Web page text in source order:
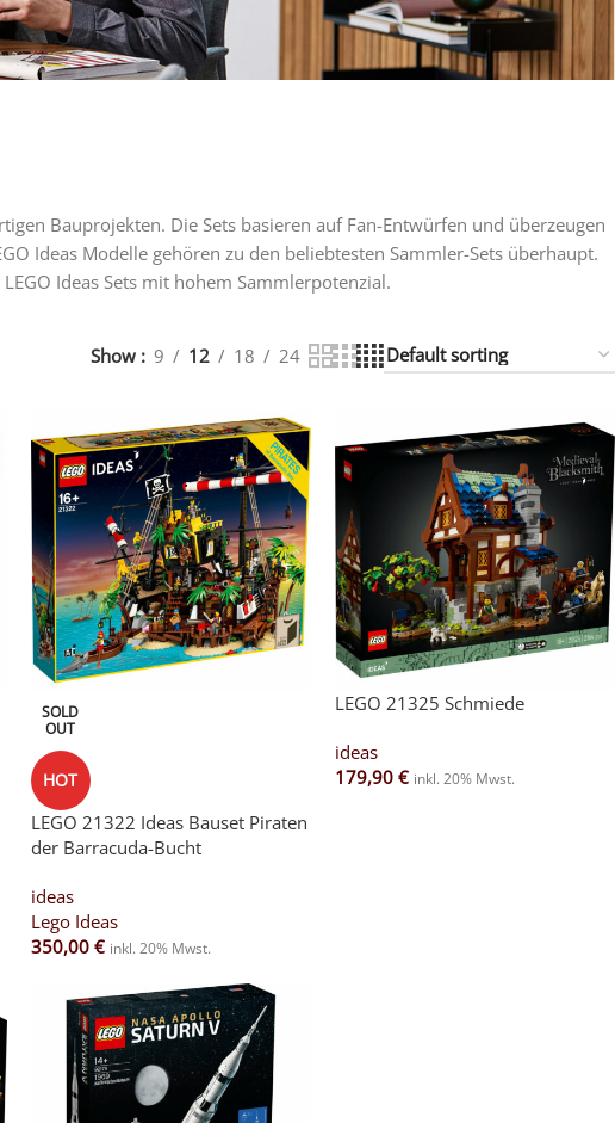
Bauprojekten. Die Sets basieren auf Fan-Entwürfen und überzeugen
Ideas Modelle gehören zu den beliebtesten Sammler-Sets überhaupt.
Ideas Sets mit hohem Sammlerpotenzial.
Show 9 12 18 24
SOLD
OUT
HOT
LEGO 21322 Ideas Bauset Piraten
der Barracuda-Bucht
ideas
Lego Ideas
350,00 € inkl. 20% Mwst.
LEGO 21325 Schmiede
ideas
179,90 € inkl. 20% Mwst.